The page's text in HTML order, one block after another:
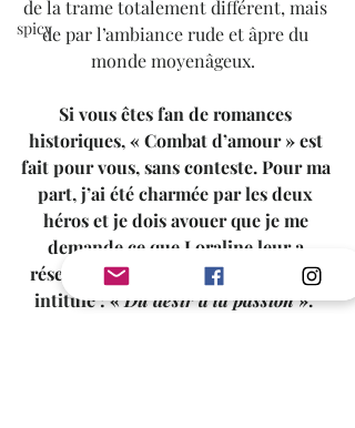
spicy
de la trame totalement différent, mais
de par l’ambiance rude et âpre du
monde moyenâgeux.
Si vous êtes fan de romances
historiques, « Combat d’amour » est
fait pour vous, sans conteste. Pour ma
part, j’ai été charmée par les deux
héros et je dois avouer que je me
demande ce que Loraline leur a
réservé pour la suite, dans le tome 2
intitulé : « Du désir à la passion ».